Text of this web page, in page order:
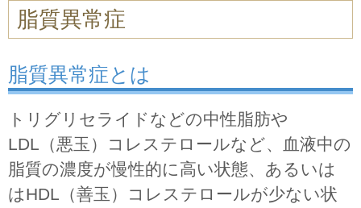
脂質異常症
脂質異常症とは
トリグリセライドなどの中性脂肪や
LDL（悪玉）コレステロールなど、血液中の
脂質の濃度が慢性的に高い状態、あるいは
はHDL（善玉）コレステロールが少ない状